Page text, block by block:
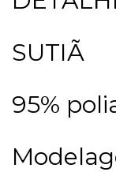
SUTIÃ
95%